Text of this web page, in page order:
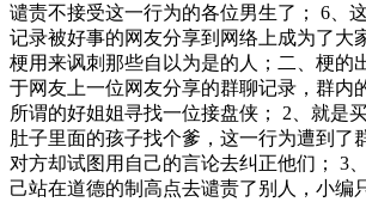
谴责不接受这一行为的各位男生了； 6、
记录被好事的网友分享到网络上成为了大
梗用来讽刺那些自以为是的人；二、梗的
于网友上一位网友分享的群聊记录，群内
所谓的好姐姐寻找一位接盘侠； 2、就是
肚子里面的孩子找个爹，这一行为遭到了
对方却试图用自己的言论去纠正他们； 3
己站在道德的制高点去谴责了别人，小编